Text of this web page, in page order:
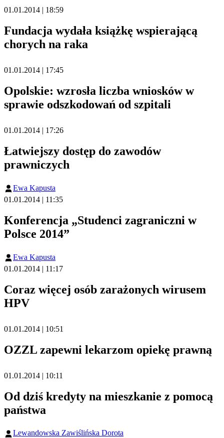
01.01.2014 | 18:59
Fundacja wydała książkę wspierającą
chorych na raka
01.01.2014 | 17:45
Opolskie: wzrosła liczba wniosków w
sprawie odszkodowań od szpitali
01.01.2014 | 17:26
Łatwiejszy dostęp do zawodów
prawniczych
Ewa Kapusta
01.01.2014 | 11:35
Konferencja „Studenci zagraniczni w
Polsce 2014”
Ewa Kapusta
01.01.2014 | 11:17
Coraz więcej osób zarażonych wirusem
HPV
01.01.2014 | 10:51
OZZL zapewni lekarzom opiekę prawną
01.01.2014 | 10:11
Od dziś kredyty na mieszkanie z pomocą
państwa
Lewandowska Zawiślińska Dorota